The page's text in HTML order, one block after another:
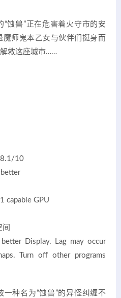
蚀兽”正在危害着火守市的安
师鬼本乙女与伙伴们挺身而
救这座城市……
10
capable GPU
Display. Lag may occur
Turn off other programs
种名为“蚀兽”的异怪纠缠不